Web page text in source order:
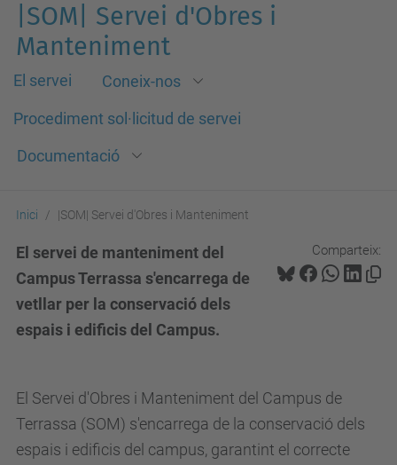
|SOM| Servei d'Obres i
Manteniment
El servei
Coneix-nos
Procediment sol·licitud de servei
Documentació
Inici |SOM| Servei d'Obres i Manteniment
Comparteix:
El servei de manteniment del
Campus Terrassa s'encarrega de
vetllar per la conservació dels
espais i edificis del Campus.
El Servei d'Obres i Manteniment del Campus de
Terrassa (SOM) s'encarrega de la conservació dels
espais i edificis del campus, garantint el correcte